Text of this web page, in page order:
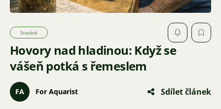
Hovory nad hladinou: Když se
vášeň potká s řemeslem
Snadné
FA For Aquarist Sdílet článek